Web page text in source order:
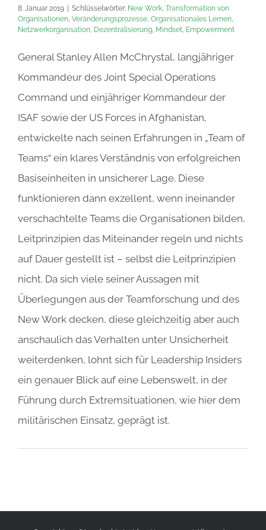
8. Januar 2019 Schlüsselwörter: New Work, Transformation von
Organisationen, Veränderungsprozesse, Organisationales Lernen,
Netzwerkorganisation, Dezentralisierung, Mindset, Empowerment
General Stanley Allen McChrystal, langjähriger
Kommandeur des Joint Special Operations
Command und einjähriger Kommandeur der
ISAF sowie der US Forces in Afghanistan,
entwickelte nach seinen Erfahrungen in „Team of
Teams“ ein klares Verständnis von erfolgreichen
Basiseinheiten in unsicherer Lage. Diese
funktionieren dann exzellent, wenn ineinander
verschachtelte Teams die Organisationen bilden,
Leitprinzipien das Miteinander regeln und nichts
auf Dauer gestellt ist – selbst die Leitprinzipien
nicht. Da sich viele seiner Aussagen mit
Überlegungen aus der Teamforschung und des
New Work decken, diese gleichzeitig aber auch
anschaulich das Verhalten unter Unsicherheit
weiterdenken, lohnt sich für Leadership Insiders
ein genauer Blick auf eine Lebenswelt, in der
Führung durch Extremsituationen, wie hier dem
militärischen Einsatz, geprägt ist.